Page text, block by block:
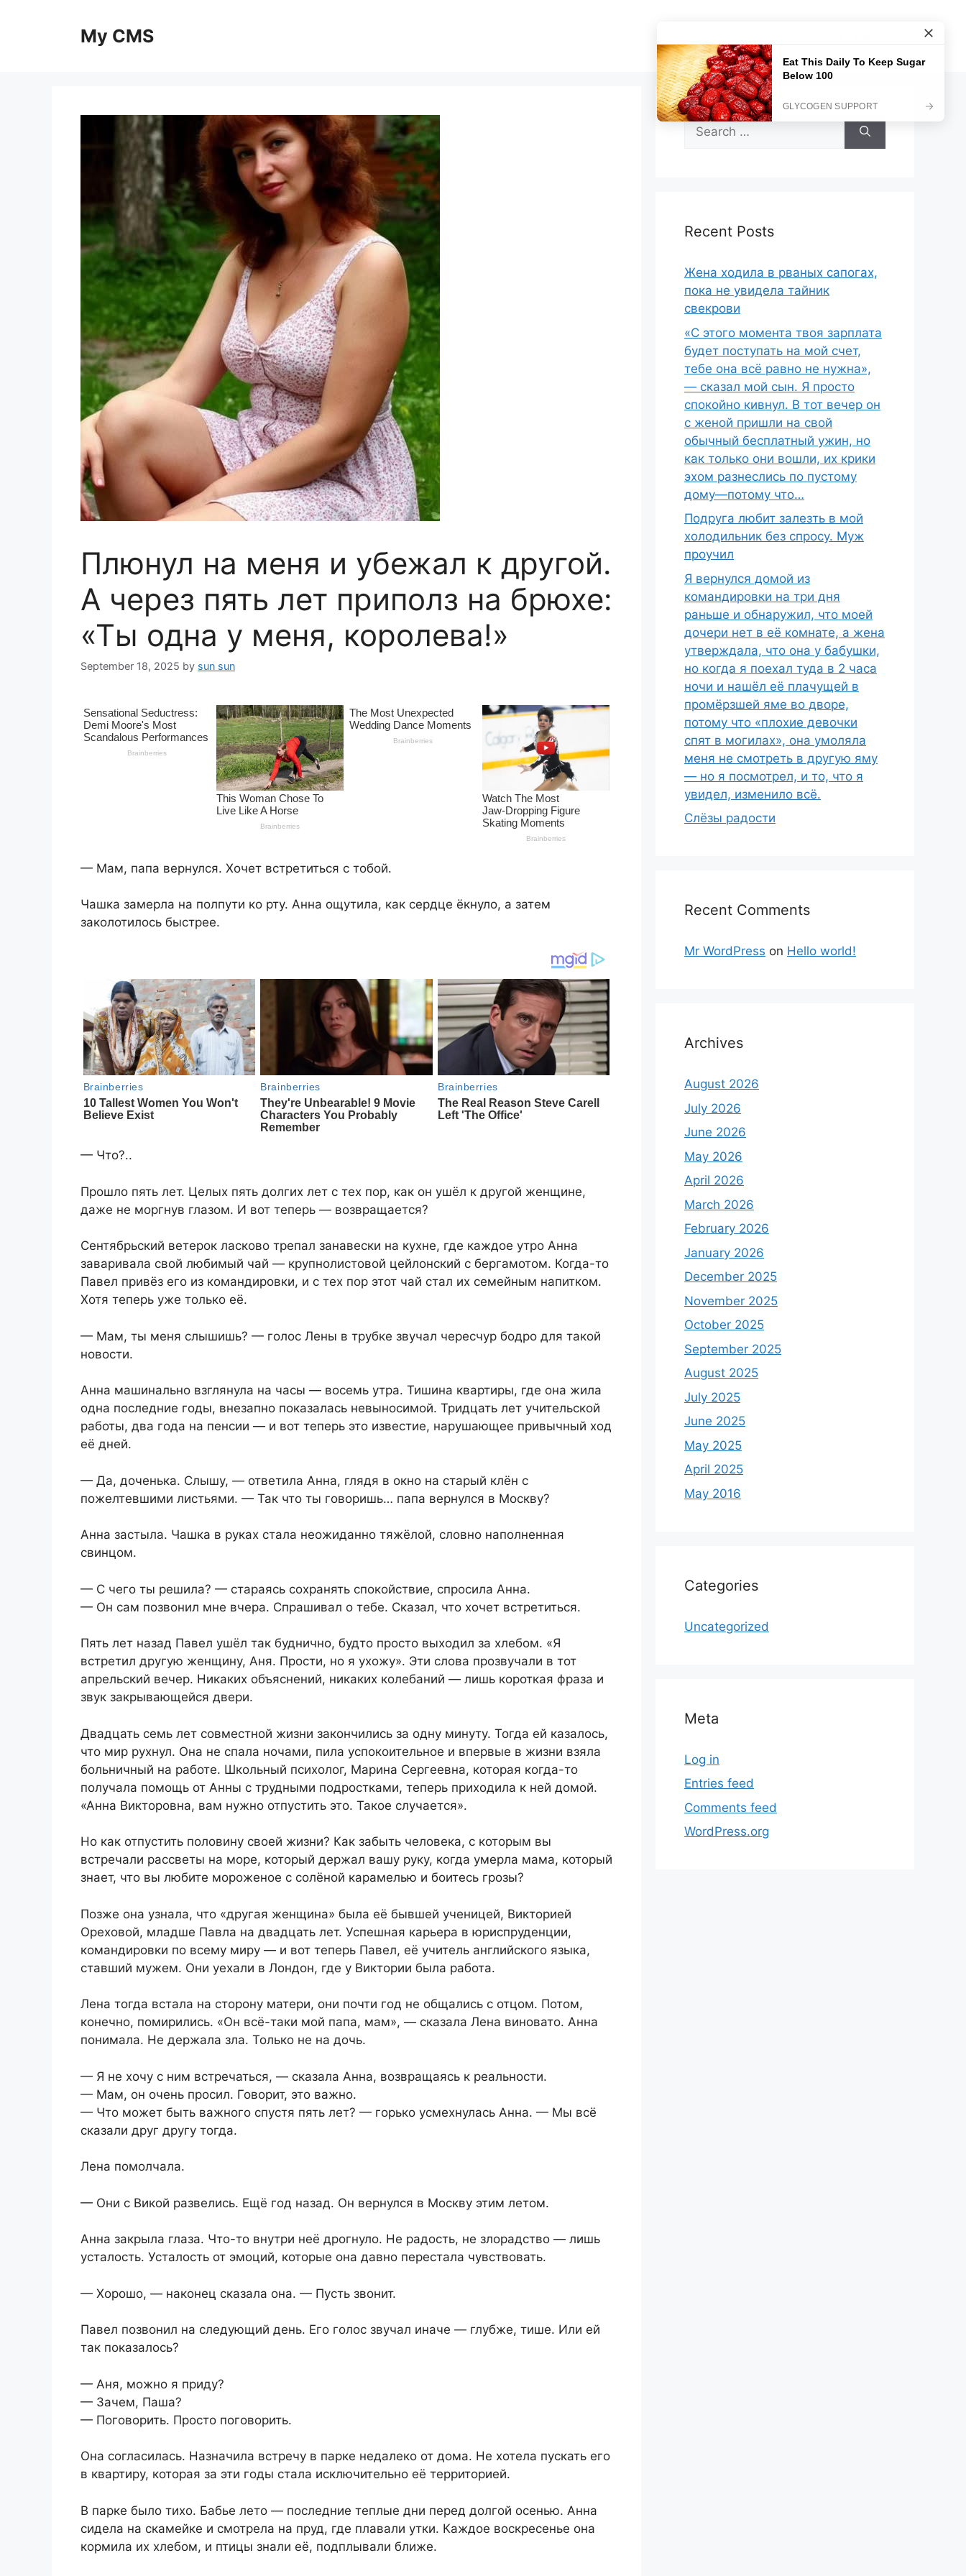
My CMS
Плюнул на меня и убежал к другой.
А через пять лет приполз на брюхе:
«Ты одна у меня, королева!»
September 18, 2025 by sun sun
— Мам, папа вернулся. Хочет встретиться с тобой.
Чашка замерла на полпути ко рту. Анна ощутила, как сердце ёкнуло, а затем
заколотилось быстрее.
— Что?..
Прошло пять лет. Целых пять долгих лет с тех пор, как он ушёл к другой женщине,
даже не моргнув глазом. И вот теперь — возвращается?
Сентябрьский ветерок ласково трепал занавески на кухне, где каждое утро Анна
заваривала свой любимый чай — крупнолистовой цейлонский с бергамотом. Когда-то
Павел привёз его из командировки, и с тех пор этот чай стал их семейным напитком.
Хотя теперь уже только её.
— Мам, ты меня слышишь? — голос Лены в трубке звучал чересчур бодро для такой
новости.
Анна машинально взглянула на часы — восемь утра. Тишина квартиры, где она жила
одна последние годы, внезапно показалась невыносимой. Тридцать лет учительской
работы, два года на пенсии — и вот теперь это известие, нарушающее привычный ход
её дней.
— Да, доченька. Слышу, — ответила Анна, глядя в окно на старый клён с
пожелтевшими листьями. — Так что ты говоришь… папа вернулся в Москву?
Анна застыла. Чашка в руках стала неожиданно тяжёлой, словно наполненная
свинцом.
— С чего ты решила? — стараясь сохранять спокойствие, спросила Анна.
— Он сам позвонил мне вчера. Спрашивал о тебе. Сказал, что хочет встретиться.
Пять лет назад Павел ушёл так буднично, будто просто выходил за хлебом. «Я
встретил другую женщину, Аня. Прости, но я ухожу». Эти слова прозвучали в тот
апрельский вечер. Никаких объяснений, никаких колебаний — лишь короткая фраза и
звук закрывающейся двери.
Двадцать семь лет совместной жизни закончились за одну минуту. Тогда ей казалось,
что мир рухнул. Она не спала ночами, пила успокоительное и впервые в жизни взяла
больничный на работе. Школьный психолог, Марина Сергеевна, которая когда-то
получала помощь от Анны с трудными подростками, теперь приходила к ней домой.
«Анна Викторовна, вам нужно отпустить это. Такое случается».
Но как отпустить половину своей жизни? Как забыть человека, с которым вы
встречали рассветы на море, который держал вашу руку, когда умерла мама, который
знает, что вы любите мороженое с солёной карамелью и боитесь грозы?
Позже она узнала, что «другая женщина» была её бывшей ученицей, Викторией
Ореховой, младше Павла на двадцать лет. Успешная карьера в юриспруденции,
командировки по всему миру — и вот теперь Павел, её учитель английского языка,
ставший мужем. Они уехали в Лондон, где у Виктории была работа.
Лена тогда встала на сторону матери, они почти год не общались с отцом. Потом,
конечно, помирились. «Он всё-таки мой папа, мам», — сказала Лена виновато. Анна
понимала. Не держала зла. Только не на дочь.
— Я не хочу с ним встречаться, — сказала Анна, возвращаясь к реальности.
— Мам, он очень просил. Говорит, это важно.
— Что может быть важного спустя пять лет? — горько усмехнулась Анна. — Мы всё
сказали друг другу тогда.
Лена помолчала.
— Они с Викой развелись. Ещё год назад. Он вернулся в Москву этим летом.
Анна закрыла глаза. Что-то внутри неё дрогнуло. Не радость, не злорадство — лишь
усталость. Усталость от эмоций, которые она давно перестала чувствовать.
— Хорошо, — наконец сказала она. — Пусть звонит.
Павел позвонил на следующий день. Его голос звучал иначе — глубже, тише. Или ей
так показалось?
— Аня, можно я приду?
— Зачем, Паша?
— Поговорить. Просто поговорить.
Она согласилась. Назначила встречу в парке недалеко от дома. Не хотела пускать его
в квартиру, которая за эти годы стала исключительно её территорией.
В парке было тихо. Бабье лето — последние теплые дни перед долгой осенью. Анна
сидела на скамейке и смотрела на пруд, где плавали утки. Каждое воскресенье она
кормила их хлебом, и птицы знали её, подплывали ближе.
Search
for:
Recent Posts
Жена ходила в рваных сапогах,
пока не увидела тайник
свекрови
«С этого момента твоя зарплата
будет поступать на мой счет,
тебе она всё равно не нужна»,
— сказал мой сын. Я просто
спокойно кивнул. В тот вечер он
с женой пришли на свой
обычный бесплатный ужин, но
как только они вошли, их крики
эхом разнеслись по пустому
дому—потому что…
Подруга любит залезть в мой
холодильник без спросу. Муж
проучил
Я вернулся домой из
командировки на три дня
раньше и обнаружил, что моей
дочери нет в её комнате, а жена
утверждала, что она у бабушки,
но когда я поехал туда в 2 часа
ночи и нашёл её плачущей в
промёрзшей яме во дворе,
потому что «плохие девочки
спят в могилах», она умоляла
меня не смотреть в другую яму
— но я посмотрел, и то, что я
увидел, изменило всё.
Слёзы радости
Recent Comments
Mr WordPress on Hello world!
Archives
August 2026
July 2026
June 2026
May 2026
April 2026
March 2026
February 2026
January 2026
December 2025
November 2025
October 2025
September 2025
August 2025
July 2025
June 2025
May 2025
April 2025
May 2016
Categories
Uncategorized
Meta
Log in
Entries feed
Comments feed
WordPress.org